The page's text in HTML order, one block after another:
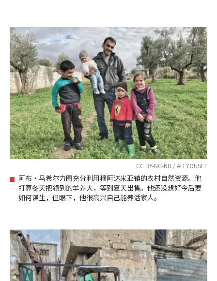
CC BY-NC-ND / ALI YOUSEF
阿布·马希尔力图充分利用穆阿达米亚镇的农村自然资源。他
打算冬天把领到的羊养大，等到夏天出售。他还没想好今后要
如何谋生，但眼下，他很高兴自己能养活家人。